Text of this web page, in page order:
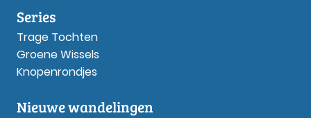
Series
Trage Tochten
Groene Wissels
Knopenrondjes
Nieuwe wandelingen